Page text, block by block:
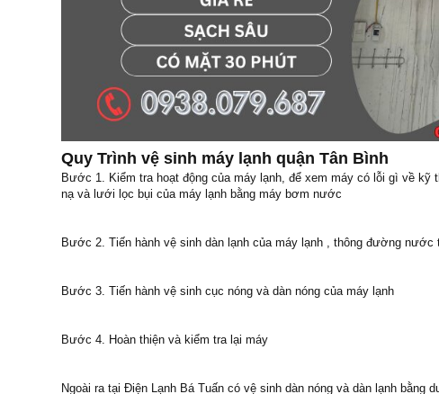
Quy Trình vệ sinh máy lạnh quận Tân Bình
Bước 1. Kiểm tra hoạt động của máy lạnh, để xem máy có lỗi gì về kỹ
nạ và lưới lọc bụi của máy lạnh bằng máy bơm nước
Bước 2. Tiến hành vệ sinh dàn lạnh của máy lạnh , thông đường nước
Bước 3. Tiến hành vệ sinh cục nóng và dàn nóng của máy lạnh
Bước 4. Hoàn thiện và kiểm tra lại máy
Ngoài ra tại Điện Lạnh Bá Tuấn có vệ sinh dàn nóng và dàn lạnh bằng